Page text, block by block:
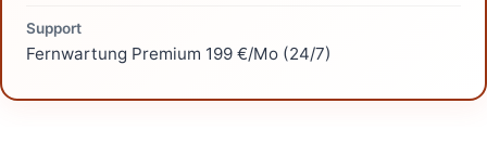
Support
Fernwartung Premium 199 €/Mo (24/7)